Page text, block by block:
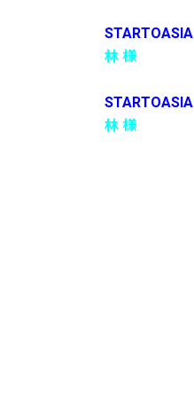
STARTOASIA
林 様
STARTOASIA
林 様